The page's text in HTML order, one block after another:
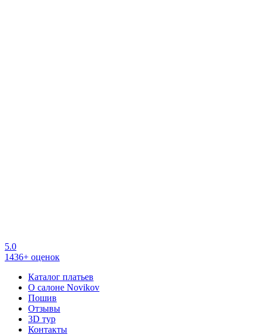
5.0
1436+ оценок
Каталог платьев
О салоне Novikov
Пошив
Отзывы
3D тур
Контакты